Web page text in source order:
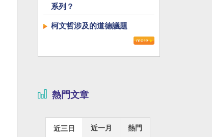
系列？
柯文哲涉及的道德議題
熱門文章
近三日 近一月 熱門